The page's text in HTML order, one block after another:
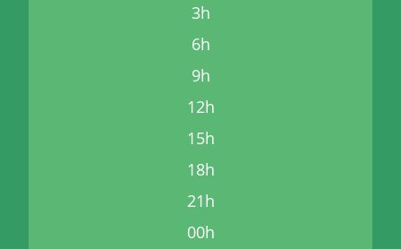
3h
6h
9h
12h
15h
18h
21h
00h